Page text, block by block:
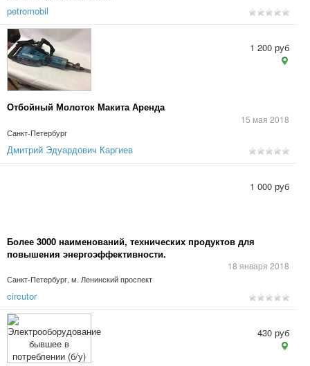
petromobil
Отбойный Молоток Макита Аренда
15 мая 2018
Санкт-Петербург
1 200 руб
Дмитрий Эдуардович Каргиев
Более 3000 наименований, технических продуктов для
повышения энергоэффективности.
18 января 2018
Санкт-Петербург, м. Ленинский проспект
1 000 руб
circutor
430 руб